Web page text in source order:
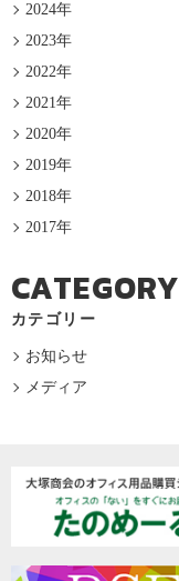
2024年
2023年
2022年
2021年
2020年
2019年
2018年
2017年
CATEGORY
カテゴリー
お知らせ
メディア